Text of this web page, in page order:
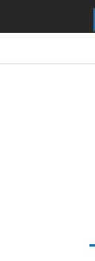
รดูแลสุขภาพใหม่